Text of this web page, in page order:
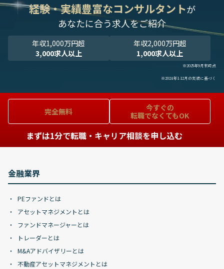
経験・実績豊富なコンサルタントが
あなたに合う求人をご紹介
年収1,000万円超
3,000求人以上
年収2,000万円超
1,000求人以上
※2025年9月末時点
※2024年1-12月の実績に基づく
完全無料
今すぐの
転職でなくてもOK
まずは1分で転職・キャリア相談を申し込む
金融業界
PEファンドとは
アセットマネジメントとは
ファンドマネージャーとは
トレーダーとは
M&Aアドバイザリーとは
不動産アセットマネジメントとは